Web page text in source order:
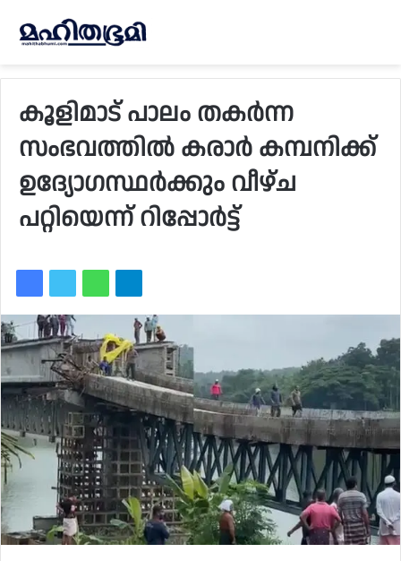
കൂളിമാട് പാലം തകർന്ന
സംഭവത്തിൽ കരാര്‍ കമ്പനിക്ക്
ഉദ്യോഗസ്ഥര്‍ക്കും വീഴ്‌ച
പറ്റിയെന്ന് റിപ്പോര്‍ട്ട്